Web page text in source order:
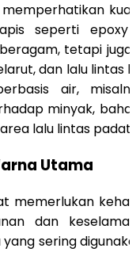
seperti
tetapi
dan lalu lintas
air,
minyak,
lalu lintas padat.
Utama
memerlukan
dan
sering